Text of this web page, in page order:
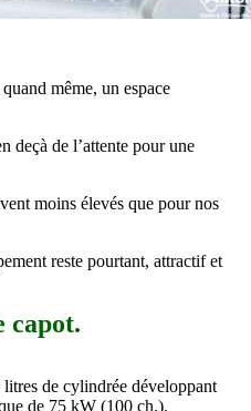
même, un espace
deçà de l’attente pour une
moins élevés que pour nos
reste pourtant, attractif et
capot.
de cylindrée développant
de 75 kW (100 ch.).